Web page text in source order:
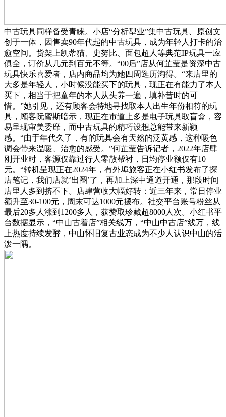
中古玩具同样备受青睐。小店“分析型业”集中古玩具、原创文
创于一体，因售卖90年代起的中古玩具，成为年轻人打卡的治
愈空间。货架上凯蒂猫、史努比、面包超人等典范IP玩具一应
俱全，订价从几元到百元不等。“00后”店从何芷莹是资深中古
玩具快乐喜爱者，店内商品均为她四周逛历淘得。“来店里的
大多是年轻人，小时候没能买下的玩具，现正在有能力了本人
买下，相当于把童年的本人从头养一遍，填补昔时的可
惜。”她引见，还有顾客会特地寻找取本人出生年份相符的玩
具，顾客阮蜜斯暗示，现正在市道上多是电子玩具取盲盒，容
易呈现审美委靡，而中古玩具的精巧设想总能带来新颖
感。“由于年代久了，有的玩具会有天然的泛黄感，这种暖色
调会带来温暖、治愈的感受。”何芷莹告诉记者，2022年店肆
刚开业时，客源仅靠过行人零散帮衬，日均停业额仅有10
元。“转机呈现正在2024年，有外埠旅客正在小红书发布了探
店笔记，我们店就‘出圈’了，再加上深中通道开通，那段时间
店里人多到挤不下。店肆营收大幅好转：近三年来，常日停业
额升至30-100元，周末可达1000元摆布。社交平台账号粉丝从
最后20多人涨到1200多人，获赞取珍藏超8000人次。小红书平
台数据显示，“中山古着店”相关线万，“中山中古店”线万，线
上热度持续发酵，中山怀旧复古业态成为不少人认识中山的活
泼一隅。